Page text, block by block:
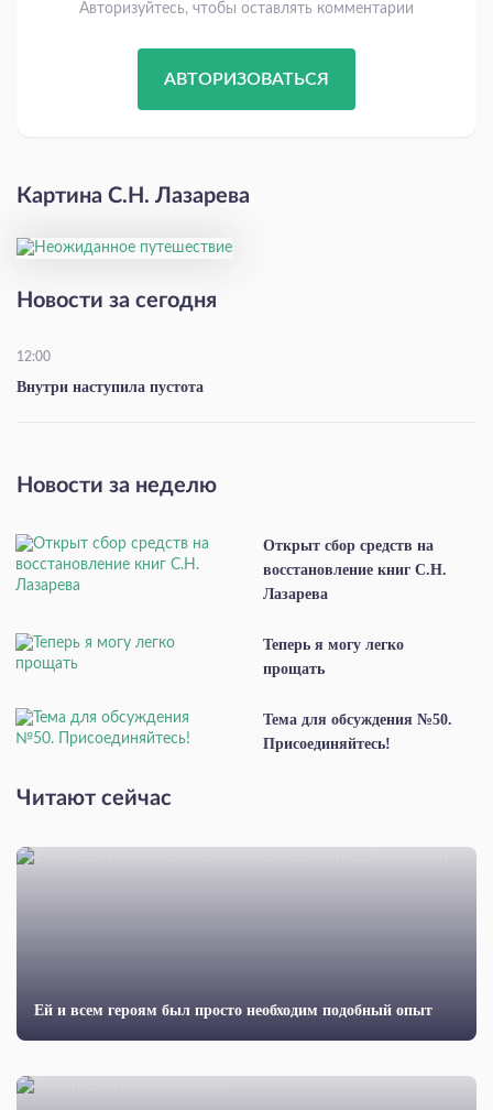
Авторизуйтесь, чтобы оставлять комментарии
АВТОРИЗОВАТЬСЯ
Картина С.Н. Лазарева
Новости за сегодня
12:00
Внутри наступила пустота
Новости за неделю
Открыт сбор средств на
восстановление книг С.Н.
Лазарева
Теперь я могу легко
прощать
Тема для обсуждения №50.
Присоединяйтесь!
Читают сейчас
Ей и всем героям был просто необходим подобный опыт